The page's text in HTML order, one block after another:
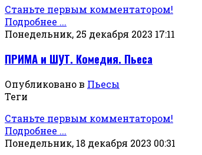
Станьте первым комментатором!
Подробнее ...
Понедельник, 25 декабря 2023 17:11
ПРИМА и ШУТ. Комедия. Пьеса
Опубликовано в Пьесы
Теги
Станьте первым комментатором!
Подробнее ...
Понедельник, 18 декабря 2023 00:31